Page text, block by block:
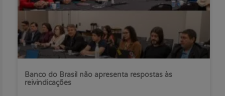
Banco do Brasil não apresenta respostas às
reivindicações